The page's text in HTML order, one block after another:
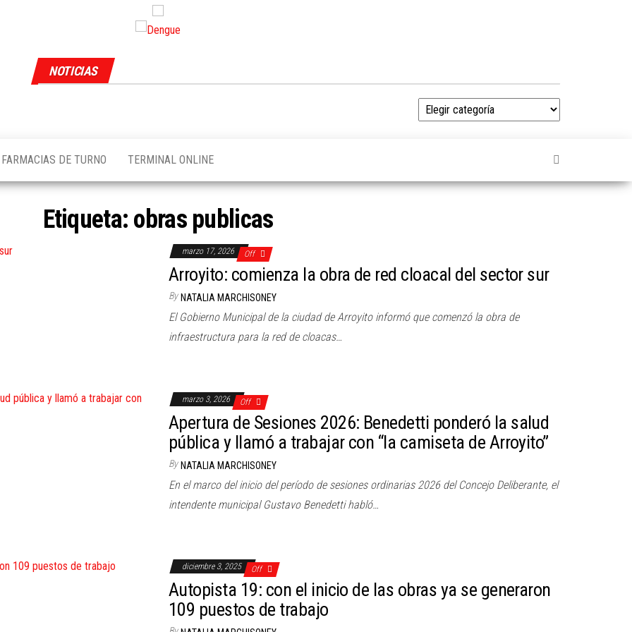
NOTICIAS
Noticias
FARMACIAS DE TURNO TERMINAL ONLINE
Etiqueta: obras publicas
marzo 17, 2026 Off
Arroyito: comienza la obra de red cloacal del sector sur
By NATALIA MARCHISONEY
El Gobierno Municipal de la ciudad de Arroyito informó que comenzó la obra de
infraestructura para la red de cloacas…
marzo 3, 2026 Off
Apertura de Sesiones 2026: Benedetti ponderó la salud
pública y llamó a trabajar con “la camiseta de Arroyito”
By NATALIA MARCHISONEY
En el marco del inicio del período de sesiones ordinarias 2026 del Concejo Deliberante, el
intendente municipal Gustavo Benedetti habló…
diciembre 3, 2025 Off
Autopista 19: con el inicio de las obras ya se generaron
109 puestos de trabajo